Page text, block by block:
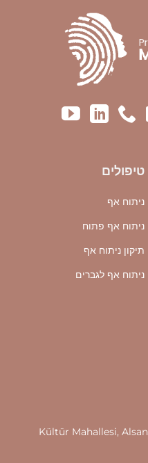
טיפולים
ניתוח אף
ניתוח אף פתוח
תיקון ניתוח אף
ניתוח אף לגברים
Kültür Mahallesi,